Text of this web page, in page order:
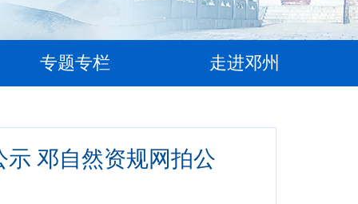
专题专栏 走进邓州
邓自然资规网拍公